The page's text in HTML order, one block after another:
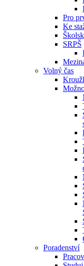
Pro
Ke
SRPŠ
Volný čas
Poradenství